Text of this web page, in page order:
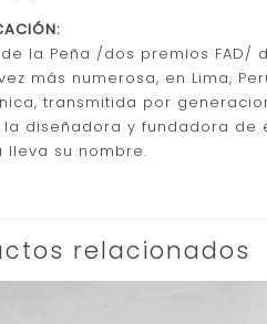
la Peña /dos premios
más numerosa, en Lima,
transmitida por
la diseñadora y fundadora de
lleva su nombre.
relacionados